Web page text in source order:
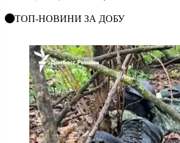
ТОП-НОВИНИ ЗА ДОБУ